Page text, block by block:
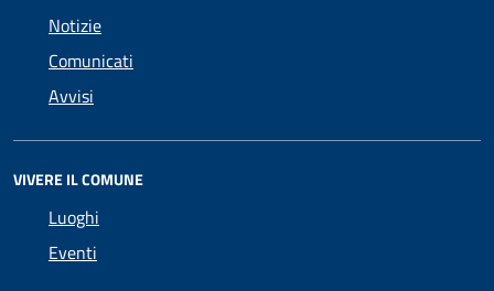
Notizie
Comunicati
Avvisi
VIVERE IL COMUNE
Luoghi
Eventi